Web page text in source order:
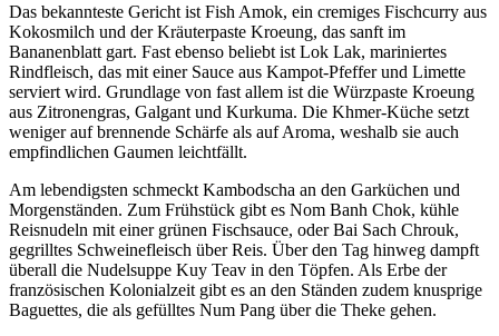
Das bekannteste Gericht ist Fish Amok, ein cremiges Fischcurry aus
Kokosmilch und der Kräuterpaste Kroeung, das sanft im
Bananenblatt gart. Fast ebenso beliebt ist Lok Lak, mariniertes
Rindfleisch, das mit einer Sauce aus Kampot-Pfeffer und Limette
serviert wird. Grundlage von fast allem ist die Würzpaste Kroeung
aus Zitronengras, Galgant und Kurkuma. Die Khmer-Küche setzt
weniger auf brennende Schärfe als auf Aroma, weshalb sie auch
empfindlichen Gaumen leichtfällt.
Am lebendigsten schmeckt Kambodscha an den Garküchen und
Morgenständen. Zum Frühstück gibt es Nom Banh Chok, kühle
Reisnudeln mit einer grünen Fischsauce, oder Bai Sach Chrouk,
gegrilltes Schweinefleisch über Reis. Über den Tag hinweg dampft
überall die Nudelsuppe Kuy Teav in den Töpfen. Als Erbe der
französischen Kolonialzeit gibt es an den Ständen zudem knusprige
Baguettes, die als gefülltes Num Pang über die Theke gehen.